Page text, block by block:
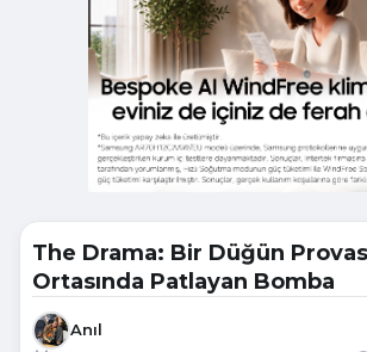
The Drama: Bir Düğün
Ortasında Patlayan Bomba
Anıl